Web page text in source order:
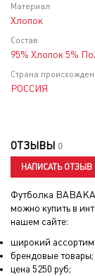
Материал
Хлопок
Состав
95% Хлопок 5%
Страна
РОССИЯ
ОТЗЫВЫ 0
НАПИСАТЬ ОТЗЫВ
Футболка
можно купить в
нашем сайте:
широкий
брендовые товары;
цена 5250 руб;